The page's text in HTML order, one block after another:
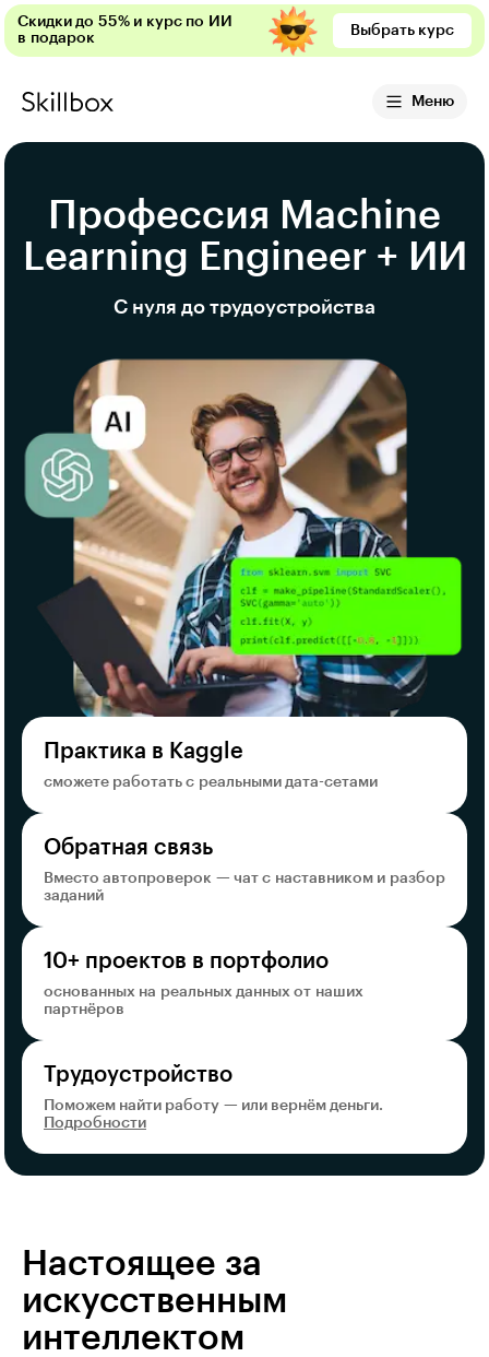
Скидки до 55% и курс по ИИ
в подарок
Выбрать курс
Меню
Профессия Machine
Learning Engineer + ИИ
С нуля до трудоустройства
Практика в Kaggle
сможете работать с реальными дата-сетами
Обратная связь
Вместо автопроверок — чат с наставником и разбор
заданий
10+ проектов в портфолио
основанных на реальных данных от наших
партнёров
Трудоустройство
Поможем найти работу — или вернём деньги.
Подробности
Настоящее за
искусственным
интеллектом